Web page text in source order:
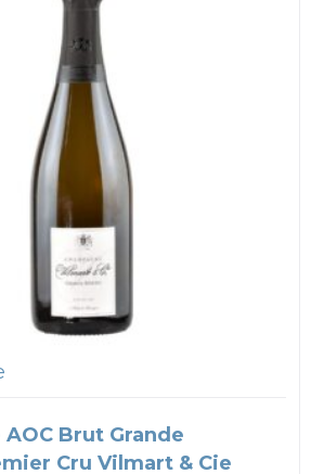
Brut Grande
Cru Vilmart & Cie